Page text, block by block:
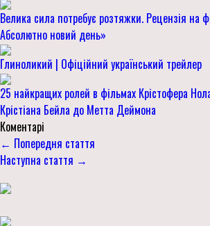
Велика сила потребує розтяжки. Рецензія на
Абсолютно новий день»
Глиноликий | Офіційний український трейлер
25 найкращих ролей в фільмах Крістофера
Крістіана Бейла до Метта Деймона
Коментарі
← Попередня стаття
Наступна стаття →